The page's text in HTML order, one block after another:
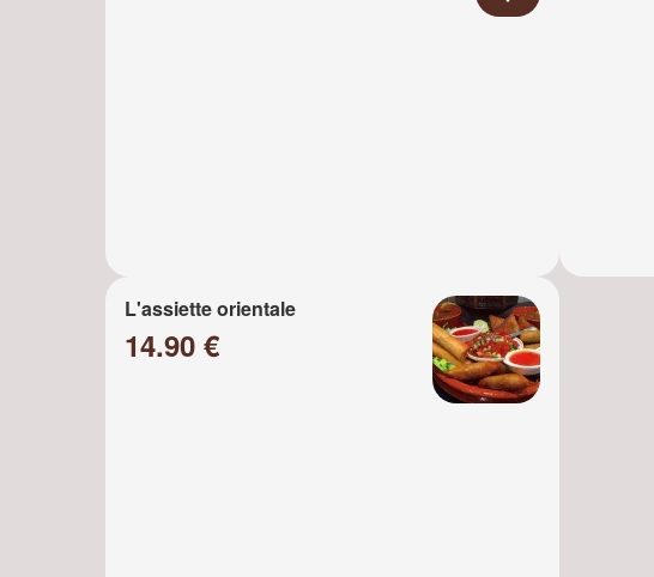
L'assiette orientale
14.90 €